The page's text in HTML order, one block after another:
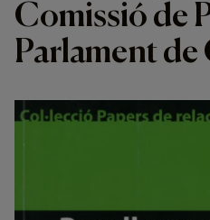
Comissió de
Parlament de